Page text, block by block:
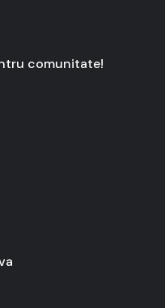
comunitate!